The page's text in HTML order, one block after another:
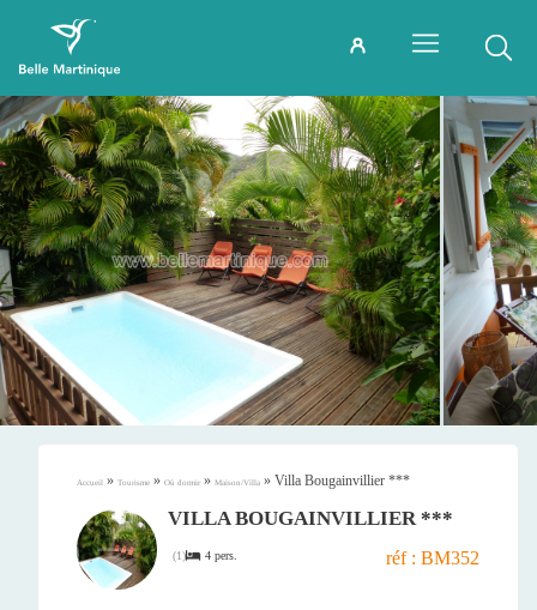
Accueil » Tourisme » Où dormir » Maison/Villa » Villa Bougainvillier ***
VILLA BOUGAINVILLIER ***
(1) 4 pers. réf : BM352